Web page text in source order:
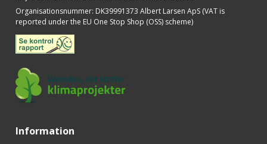
Organisationsnummer: DK39991373 Albert Larsen ApS (VAT is
reported under the EU One Stop Shop (OSS) scheme)
Information